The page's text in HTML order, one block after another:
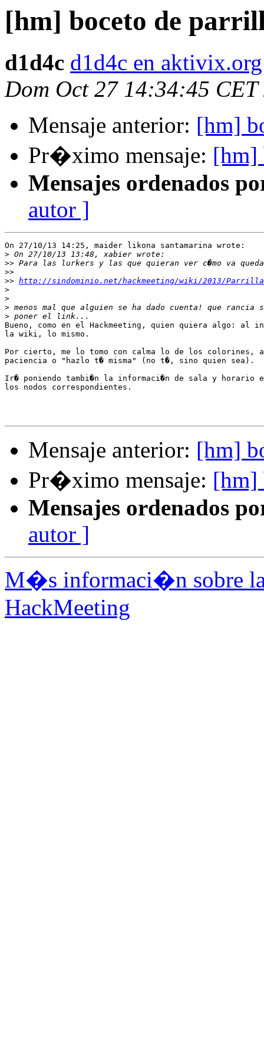
[hm] boceto de
d1d4c d1d4c en aktivix.org
Dom Oct 27 14:34:45 CET
Mensaje anterior: [hm]
Pr�ximo mensaje: [hm]
Mensajes ordenados
autor ]
On 27/10/13 14:25, maider likona santamarina wrote:
>
>>
>>
>> http://sindominio.net/hackmeeting/wiki/2013/Parrilla
>
>
>
>
Bueno, como en el Hackmeeting, quien quiera algo: al
la wiki, lo mismo.
Por cierto, me lo tomo con calma lo de los colorines,
paciencia o "hazlo t� misma" (no t�, sino quien sea).
Ir� poniendo tambi�n la informaci�n de sala y horario
los nodos correspondientes.
Mensaje anterior: [hm]
Pr�ximo mensaje: [hm]
Mensajes ordenados
autor ]
M�s informaci�n sobre
HackMeeting